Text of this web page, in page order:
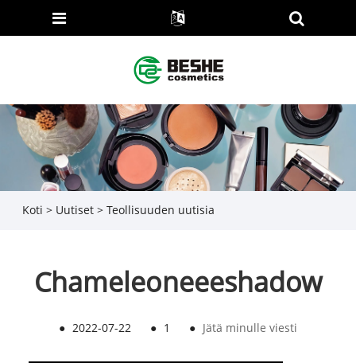
Koti > Uutiset> Teollisuuden uutisia
Chameleoneeeshadow
● 2022-07-22 ● 1 ● Jätä minulle viesti